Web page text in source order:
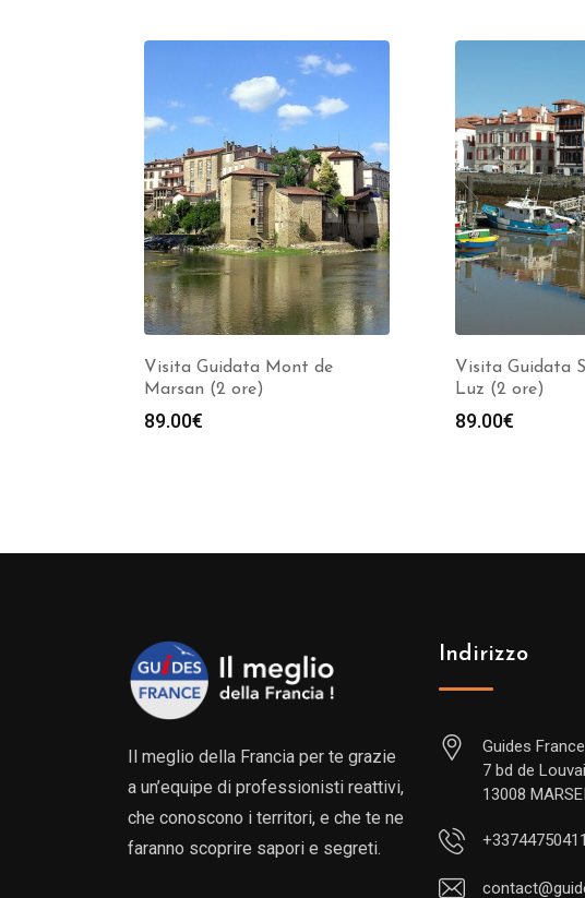
Visita Guidata Mont de
Marsan (2 ore)
89.00€
Visita Guidata
Luz (2 ore)
89.00€
Il meglio della Francia per te grazie
a un’equipe di professionisti reattivi,
che conoscono i territori, e che te ne
faranno scoprire sapori e segreti.
Indirizzo
Guides France
7 bd de
13008
+33744750411